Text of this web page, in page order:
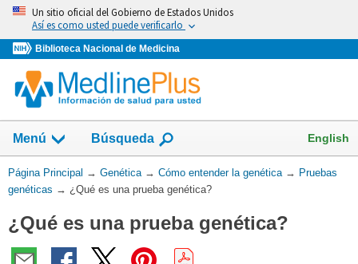
Omita
vaya
al
Contenido
Un sitio oficial del Gobierno de Estados Unidos
Así es como usted puede verificarlo
Biblioteca Nacional de Medicina
Menú
Mostrar
campo
de
Búsqueda English
Usted
está
Página Principal → Genética → Cómo entender la genética → Pruebas
genéticas → ¿Qué es una prueba genética?
¿Qué es una prueba genética?